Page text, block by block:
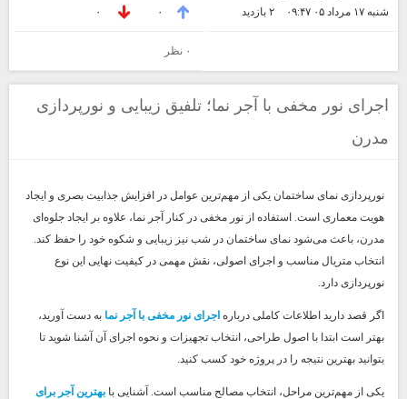
شنبه ۱۷ مرداد ۰۵ ۰۹:۴۷
۲ بازديد ۰ ۰
۰ نظر
اجرای نور مخفی با آجر نما؛ تلفیق زیبایی و نورپردازی
مدرن
نورپردازی نمای ساختمان یکی از مهم‌ترین عوامل در افزایش جذابیت بصری و ایجاد
هویت معماری است. استفاده از نور مخفی در کنار آجر نما، علاوه بر ایجاد جلوه‌ای
مدرن، باعث می‌شود نمای ساختمان در شب نیز زیبایی و شکوه خود را حفظ کند.
انتخاب متریال مناسب و اجرای اصولی، نقش مهمی در کیفیت نهایی این نوع
نورپردازی دارد.
اگر قصد دارید اطلاعات کاملی درباره اجرای نور مخفی با آجر نما به دست آورید،
بهتر است ابتدا با اصول طراحی، انتخاب تجهیزات و نحوه اجرای آن آشنا شوید تا
بتوانید بهترین نتیجه را در پروژه خود کسب کنید.
یکی از مهم‌ترین مراحل، انتخاب مصالح مناسب است. آشنایی با بهترین آجر برای